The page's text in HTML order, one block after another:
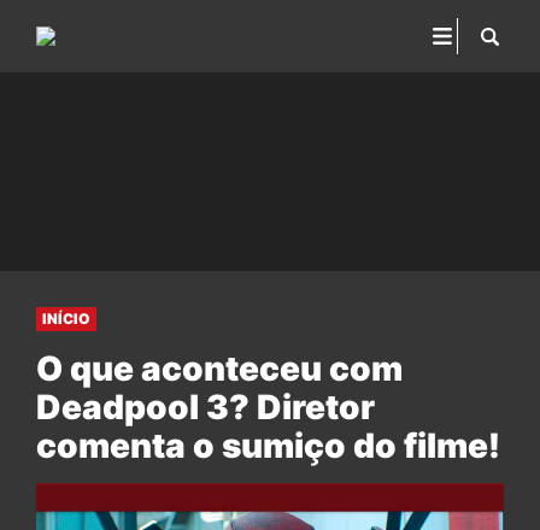
INÍCIO
O que aconteceu com
Deadpool 3? Diretor
comenta o sumiço do filme!